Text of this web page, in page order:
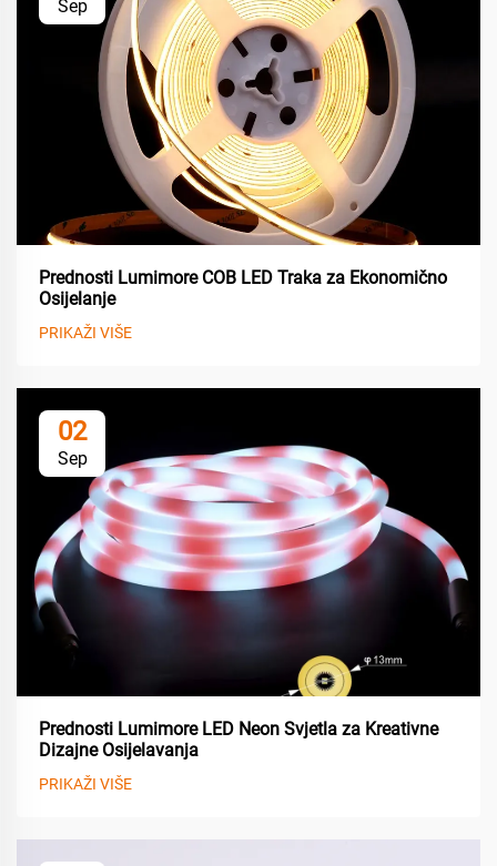
Sep
Prednosti Lumimore COB LED Traka za Ekonomično
Osijelanje
PRIKAŽI VIŠE
02
Sep
Prednosti Lumimore LED Neon Svjetla za Kreativne
Dizajne Osijelavanja
PRIKAŽI VIŠE